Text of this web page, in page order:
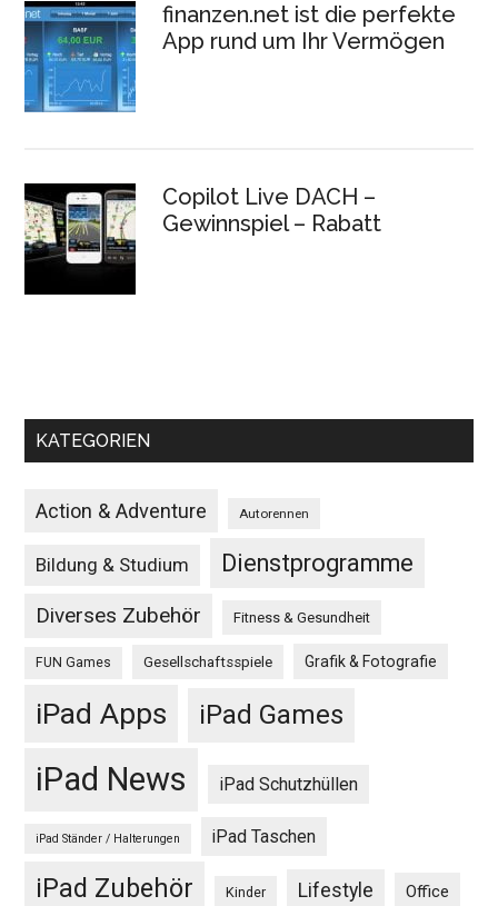
finanzen.net ist die perfekte
App rund um Ihr Vermögen
Copilot Live DACH –
Gewinnspiel – Rabatt
KATEGORIEN
Action & Adventure Autorennen
Bildung & Studium Dienstprogramme
Diverses Zubehör Fitness & Gesundheit
FUN Games Gesellschaftsspiele Grafik & Fotografie
iPad Apps iPad Games
iPad News iPad Schutzhüllen
iPad Ständer / Halterungen iPad Taschen
iPad Zubehör Kinder Lifestyle Office